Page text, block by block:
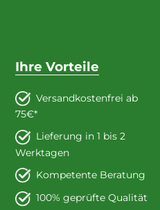
Ihre Vorteile
Versandkostenfrei ab
75€*
Lieferung in 1 bis 2
Werktagen
Kompetente Beratung
100% geprüfte Qualität